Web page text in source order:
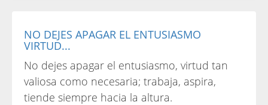
NO DEJES APAGAR EL ENTUSIASMO
VIRTUD...
No dejes apagar el entusiasmo, virtud tan
valiosa como necesaria; trabaja, aspira,
tiende siempre hacia la altura.